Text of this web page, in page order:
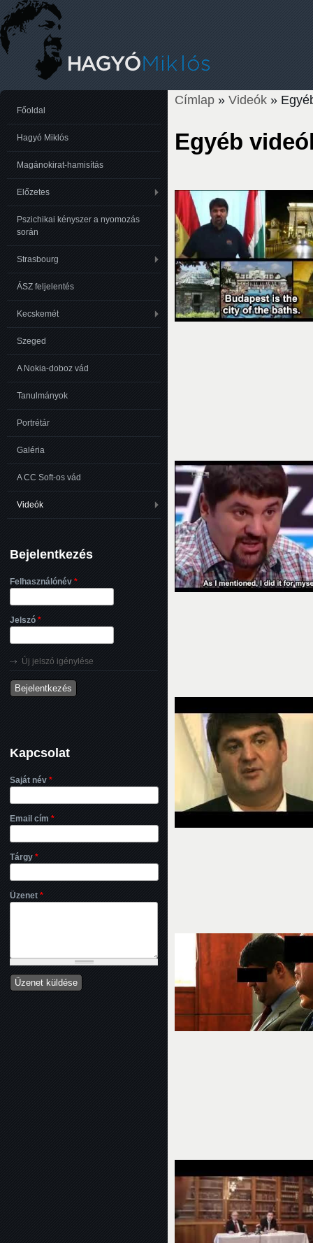
Címlap » Videók »
Egyéb
Főoldal
Hagyó Miklós
Magánokirat-hamisítás
Előzetes
Pszichikai kényszer a nyomozás
során
Strasbourg
ÁSZ feljelentés
Kecskemét
Szeged
A Nokia-doboz vád
Tanulmányok
Portrétár
Galéria
A CC Soft-os vád
Videók
Bejelentkezés
Felhasználónév *
Jelszó *
Új jelszó igénylése
Kapcsolat
Saját név *
Email cím *
Tárgy *
Üzenet *